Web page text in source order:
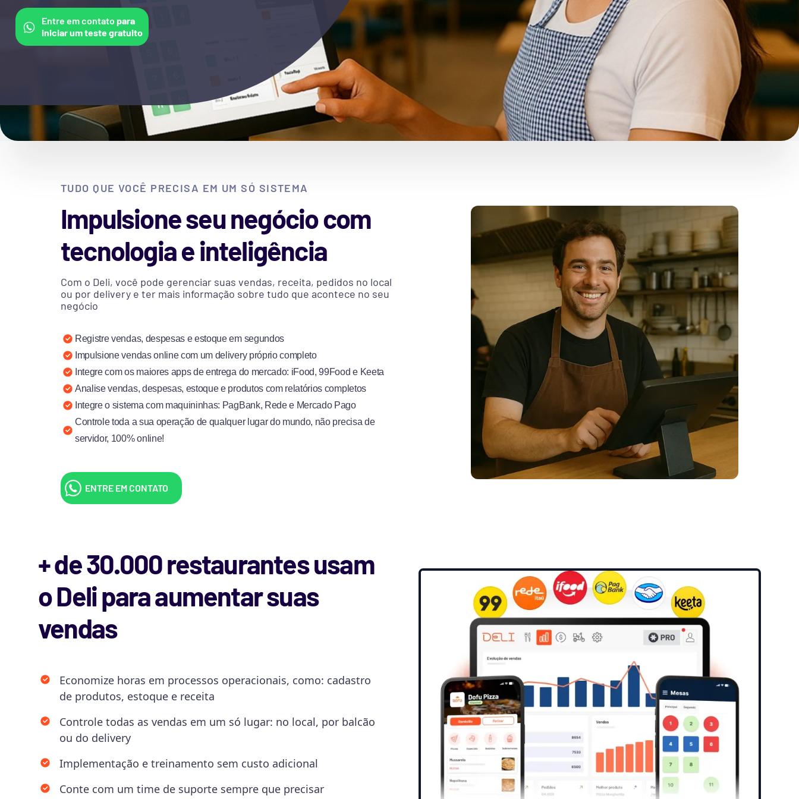
Entre em contato para
iniciar um teste gratuito
TUDO QUE VOCÊ PRECISA EM UM SÓ SISTEMA
Impulsione seu negócio com
tecnologia e inteligência
Com o Deli, você pode gerenciar suas vendas, receita, pedidos no local
ou por delivery e ter mais informação sobre tudo que acontece no seu
negócio
Registre vendas, despesas e estoque em segundos
Impulsione vendas online com um delivery próprio completo
Integre com os maiores apps de entrega do mercado: iFood, 99Food e Keeta
Analise vendas, despesas, estoque e produtos com relatórios completos
Integre o sistema com maquininhas: PagBank, Rede e Mercado Pago
Controle toda a sua operação de qualquer lugar do mundo, não precisa de
servidor, 100% online!
ENTRE EM CONTATO
+ de 30.000 restaurantes usam
o Deli para aumentar suas
vendas
Economize horas em processos operacionais, como: cadastro
de produtos, estoque e receita
Controle todas as vendas em um só lugar: no local, por balcão
ou do delivery
Implementação e treinamento sem custo adicional
Conte com um time de suporte sempre que precisar